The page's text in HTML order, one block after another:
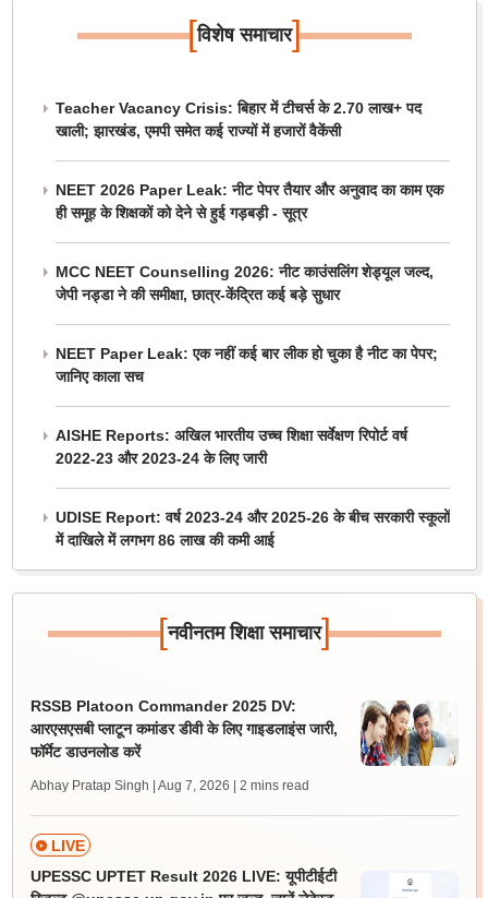
[विशेष समाचार]
Teacher Vacancy Crisis: बिहार में टीचर्स के 2.70 लाख+ पद
खाली; झारखंड, एमपी समेत कई राज्यों में हजारों वैकेंसी
NEET 2026 Paper Leak: नीट पेपर तैयार और अनुवाद का काम एक
ही समूह के शिक्षकों को देने से हुई गड़बड़ी - सूत्र
MCC NEET Counselling 2026: नीट काउंसलिंग शेड्यूल जल्द,
जेपी नड्डा ने की समीक्षा, छात्र-केंद्रित कई बड़े सुधार
NEET Paper Leak: एक नहीं कई बार लीक हो चुका है नीट का पेपर;
जानिए काला सच
AISHE Reports: अखिल भारतीय उच्च शिक्षा सर्वेक्षण रिपोर्ट वर्ष
2022-23 और 2023-24 के लिए जारी
UDISE Report: वर्ष 2023-24 और 2025-26 के बीच सरकारी स्कूलों
में दाखिले में लगभग 86 लाख की कमी आई
[नवीनतम शिक्षा समाचार]
RSSB Platoon Commander 2025 DV:
आरएसएसबी प्लाटून कमांडर डीवी के लिए गाइडलाइंस जारी,
फॉर्मेट डाउनलोड करें
Abhay Pratap Singh | Aug 7, 2026 | 2 mins read
LIVE
UPESSC UPTET Result 2026 LIVE: यूपीटीईटी